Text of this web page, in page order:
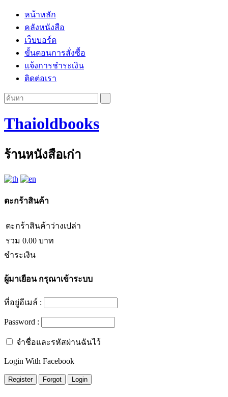
หน้าหลัก
คลังหนังสือ
เว็บบอร์ด
ขั้นตอนการสั่งซื้อ
แจ้งการชำระเงิน
ติดต่อเรา
Thaioldbooks
ร้านหนังสือเก่า
ตะกร้าสินค้า
ตะกร้าสินค้าว่างเปล่า
รวม 0.00 บาท
ชำระเงิน
ผู้มาเยือนกรุณาเข้าระบบ
ที่อยู่อีเมล์ :
Password :
จำชื่อและรหัสผ่านฉันไว้
Login With Facebook